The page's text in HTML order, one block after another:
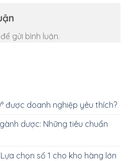
để gửi bình luận.
được doanh nghiệp yêu thích?
dược: Những tiêu chuẩn
chọn số 1 cho kho hàng lớn